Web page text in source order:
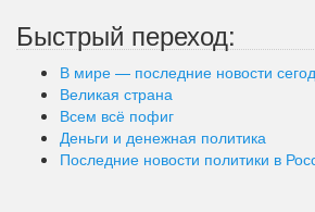
Быстрый переход:
В мире — последние новости
Великая страна
Всем всё пофиг
Деньги и денежная политика
Последние новости политики в